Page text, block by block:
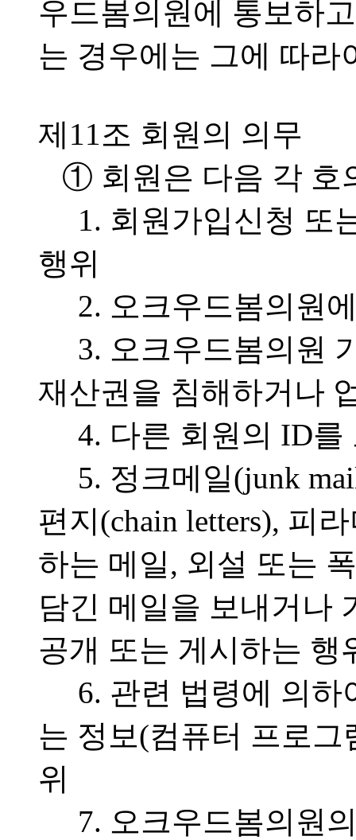
우드봄의원에 통보하
는 경우에는 그에 따라
제11조 회원의 의무
① 회원은 다음 각 호
1. 회원가입신청 또
행위
2. 오크우드봄의원
3. 오크우드봄의원
재산권을 침해하거나
4. 다른 회원의 ID를
5. 정크메일(junk
편지(chain letters), 피
하는 메일, 외설 또는
담긴 메일을 보내거나
공개 또는 게시하는 행
6. 관련 법령에 의
는 정보(컴퓨터 프로
위
7. 오크우드봄의원